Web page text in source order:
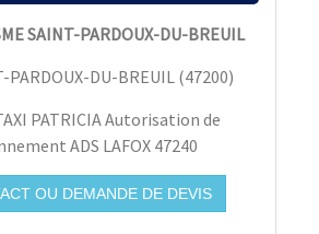
SAINT-PARDOUX-DU-BREUIL
PARDOUX-DU-BREUIL (47200)
PATRICIA Autorisation de
ADS LAFOX 47240
OU DEMANDE DE DEVIS